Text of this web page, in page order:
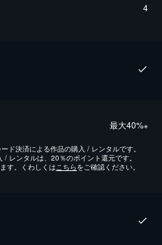
4
最⼤40%※
ド決済による作品の購入 / レンタルです。
レンタルは、20％のポイント還元です。
す。くわしくは こちらをご確認ください。